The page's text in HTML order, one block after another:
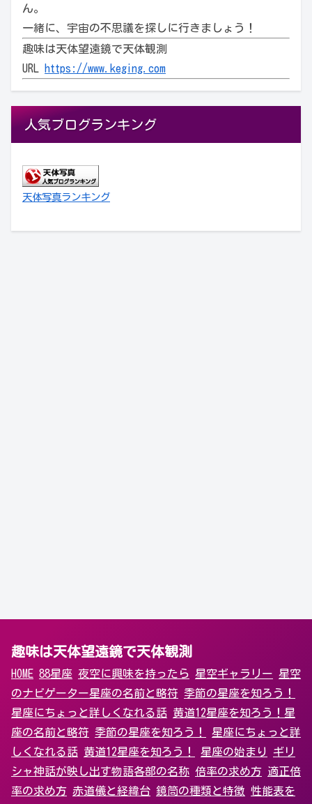
ん。
一緒に、宇宙の不思議を探しに行きましょう！
趣味は天体望遠鏡で天体観測
URL https://www.keging.com
人気ブログランキング
天体写真ランキング
趣味は天体望遠鏡で天体観測
HOME 88星座 夜空に興味を持ったら 星空ギャラリー 星空
のナビゲーター星座の名前と略符 季節の星座を知ろう！
星座にちょっと詳しくなれる話 黄道12星座を知ろう！ 星
座の名前と略符 季節の星座を知ろう！
星座にちょっと詳
しくなれる話 黄道12星座を知ろう！ 星座の始まり
ギリ
シャ神話が映し出す物語各部の名称 倍率の求め方 適正倍
率の求め方 赤道儀と経緯台 鏡筒の種類と特徴 性能表を